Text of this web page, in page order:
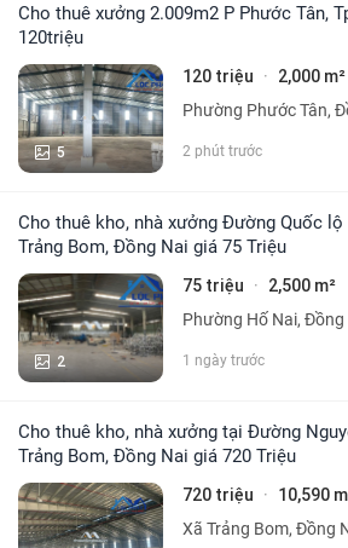
Cho thuê xưởng 2.009m2 P Phước Tân, Tp Biên Hoà, ĐN giá
120triệu
5
120 triệu · 2,000 m²
Phường Phước Tân,
2 phút trước
Cho thuê kho, nhà xưởng Đường Quốc lộ 1A, Xã Hố Nai 3,
Trảng Bom, Đồng Nai giá 75 Triệu
2
75 triệu · 2,500 m²
Phường Hố Nai, Đồng
1 ngày trước
Cho thuê kho, nhà xưởng tại Đường Nguyễn Trãi, Trảng Bom,
Trảng Bom, Đồng Nai giá 720 Triệu
720 triệu
· 10,590
Xã Trảng Bom, Đồng